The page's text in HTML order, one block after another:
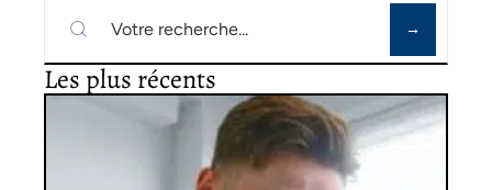
Les plus récents